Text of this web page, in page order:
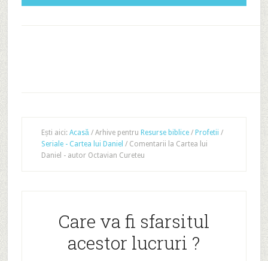
Ești aici: Acasă /Arhive pentru Resurse biblice / Profetii /
Seriale - Cartea lui Daniel /Comentarii la Cartea lui
Daniel - autor Octavian Cureteu
Care va fi sfarsitul
acestor lucruri ?